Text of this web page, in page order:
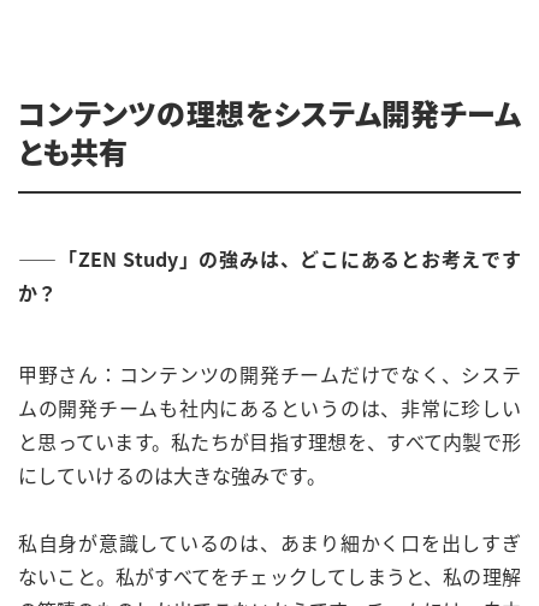
コンテンツの理想をシステム開発チーム
とも共有
――「ZEN Study」の強みは、どこにあるとお考えです
か？
甲野さん：コンテンツの開発チームだけでなく、システ
ムの開発チームも社内にあるというのは、非常に珍しい
と思っています。私たちが目指す理想を、すべて内製で形
にしていけるのは大きな強みです。
私自身が意識しているのは、あまり細かく口を出しすぎ
ないこと。私がすべてをチェックしてしまうと、私の理解